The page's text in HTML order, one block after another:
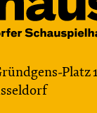
Platz